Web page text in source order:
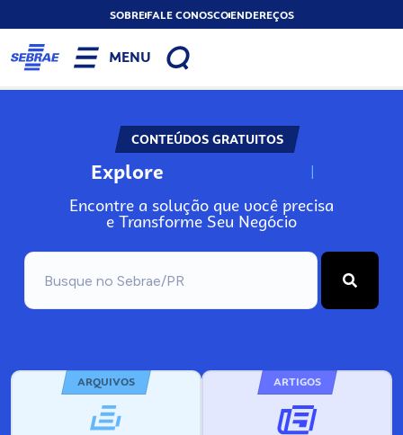
SOBREFALE CONOSCOENDEREÇOS
MENU
CONTEÚDOS GRATUITOS
Explore N
Encontre a solução que você precisa
e Transforme Seu Negócio
ARQUIVOS ARTIGOS